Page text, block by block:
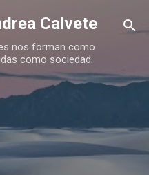
principalCalvete
nos forman como
como sociedad.